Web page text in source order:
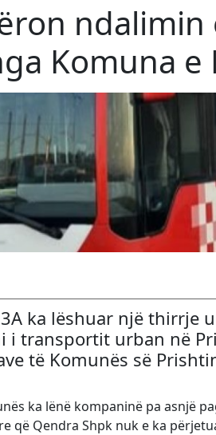
ndalimin
Komuna e
ka lëshuar një thirrje
i transportit urban në
të Komunës së
ka lënë kompaninë pa asnjë
që Qendra Shpk nuk e ka